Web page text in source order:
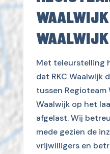
Met teleurstelling
dat RKC Waalwijk
tussen Regioteam
Waalwijk op het
afgelast. Wij
mede gezien de
vrijwilligers en